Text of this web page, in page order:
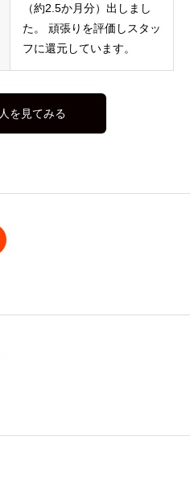
（約2.5か月分）出しまし
た。 頑張りを評価しスタッ
フに還元しています。
を見てみる